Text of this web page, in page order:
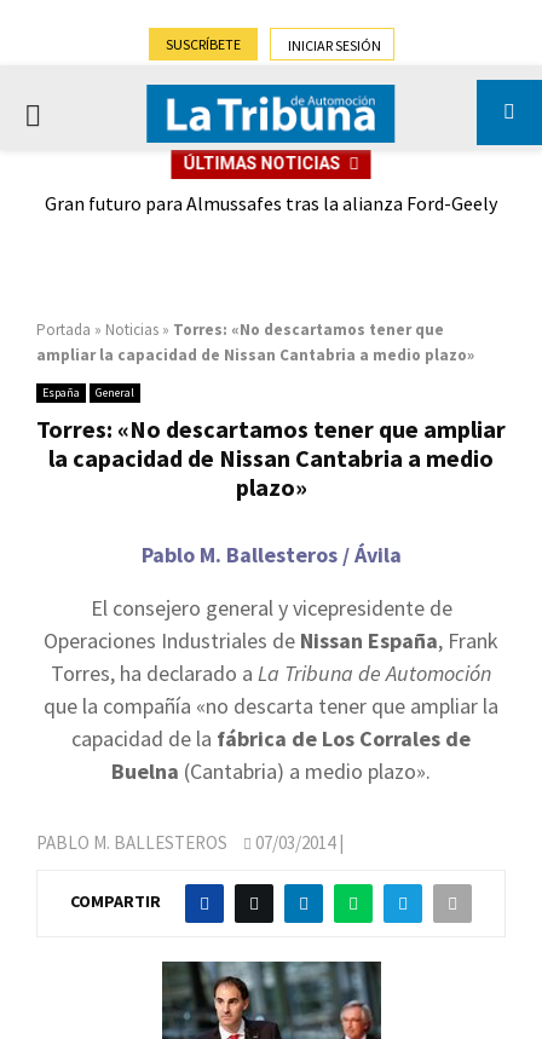
SUSCRÍBETE INICIAR SESIÓN
PRIMARY
ÚLTIMAS NOTICIAS
Gran futuro para Almussafes tras la alianza Ford-Geely
Portada » Noticias » Torres: «No descartamos tener que
ampliar la capacidad de Nissan Cantabria a medio plazo»
España General
Torres: «No descartamos tener que ampliar
la capacidad de Nissan Cantabria a medio
plazo»
Pablo M. Ballesteros / Ávila
El consejero general y vicepresidente de
Operaciones Industriales de Nissan España, Frank
Torres, ha declarado a La Tribuna de Automoción
que la compañía «no descarta tener que ampliar la
capacidad de la fábrica de Los Corrales de
Buelna (Cantabria) a medio plazo».
PABLO M. BALLESTEROS 07/03/2014|
COMPARTIR